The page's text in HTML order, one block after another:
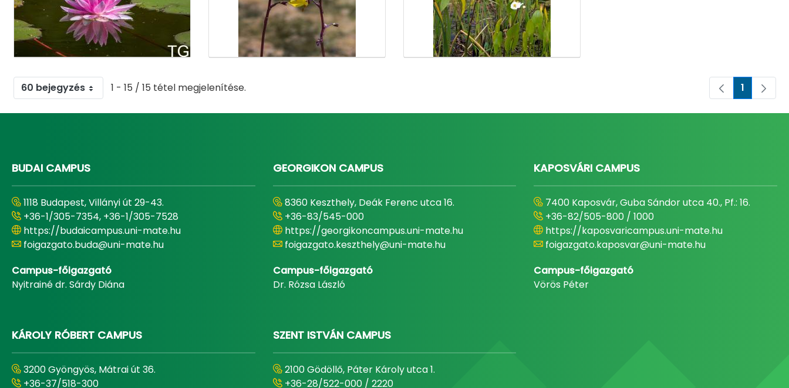
60 bejegyzés 1 - 15 / 15 tétel megjelenítése. Oldal
1
BUDAI CAMPUS
1118 Budapest, Villányi út 29-43.
+36-1/305-7354, +36-1/305-7528
https://budaicampus.uni-mate.hu
foigazgato.buda@uni-mate.hu
Campus-főigazgató
Nyitrainé dr. Sárdy Diána
GEORGIKON CAMPUS
8360 Keszthely, Deák Ferenc utca 16.
+36-83/545-000
https://georgikoncampus.uni-mate.hu
foigazgato.keszthely@uni-mate.hu
Campus-főigazgató
Dr. Rózsa László
KAPOSVÁRI CAMPUS
7400 Kaposvár, Guba Sándor utca 40., Pf.: 16.
+36-82/505-800 / 1000
https://kaposvaricampus.uni-mate.hu
foigazgato.kaposvar@uni-mate.hu
Campus-főigazgató
Vörös Péter
KÁROLY RÓBERT CAMPUS
3200 Gyöngyös, Mátrai út 36.
+36-37/518-300
SZENT ISTVÁN CAMPUS
2100 Gödöllő, Páter Károly utca 1.
+36-28/522-000 / 2220